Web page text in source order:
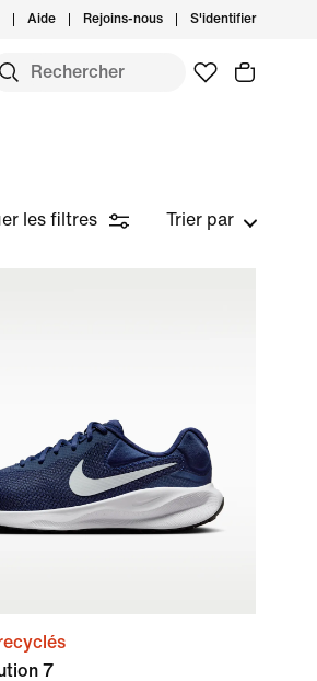
Aide Rejoins-nous S'identifier
les filtres Trier par
7